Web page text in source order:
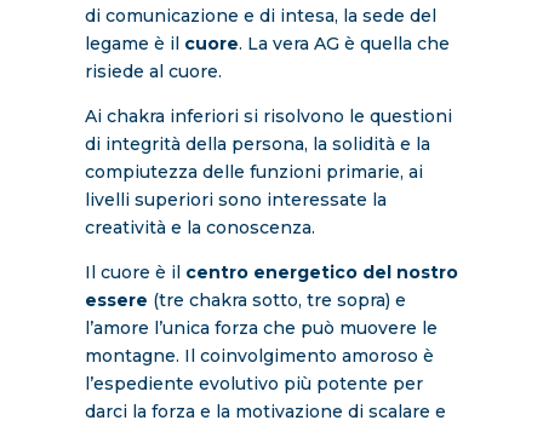
di comunicazione e di intesa, la sede del
legame è ilcuore. La vera AG è quella che
risiede al cuore.
Ai chakra inferiori si risolvono le questioni
di integrità della persona, la solidità e la
compiutezza delle funzioni primarie, ai
livelli superiori sono interessate la
creatività e la conoscenza.
Il cuore è ilcentro energetico del nostro
essere (tre chakra sotto, tre sopra) e
l’amore l’unica forza che può muovere le
montagne. Il coinvolgimento amoroso è
l’espediente evolutivo più potente per
darci la forza e la motivazione di scalare e